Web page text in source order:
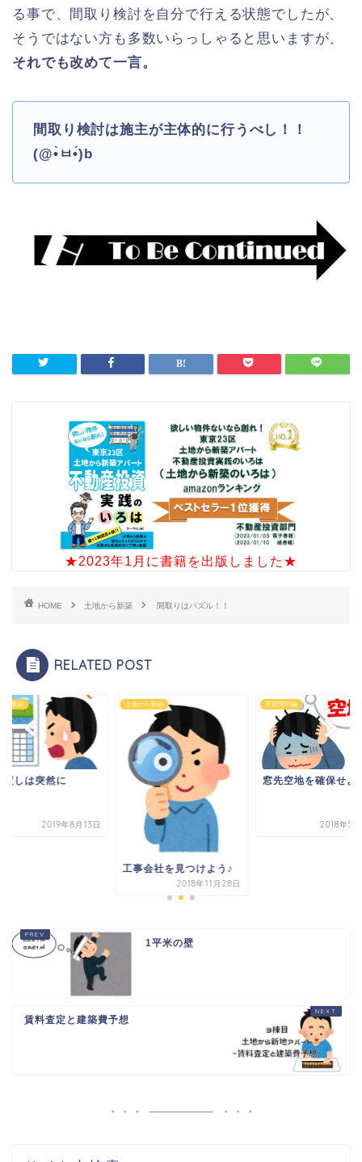
る事で、間取り検討を自分で行える状態でしたが、
そうではない方も多数いらっしゃると思いますが、
それでも改めて一言。
間取り検討は施主が主体的に行うべし！！
(@•̀ㅂ•́)b
★2023年1月に書籍を出版しました★
HOME 土地から新築 間取りはパズル！！
RELATED POST
ら新築
渡しは突然に
2019年8月13日
土地から新築
工事会社を見つけよう♪
2018年11月28日
売買契約編
窓先空地を確保せよ
2018年5
1平米の壁
賃料査定と建築費予想 HOME
書籍出版
問い合わせ